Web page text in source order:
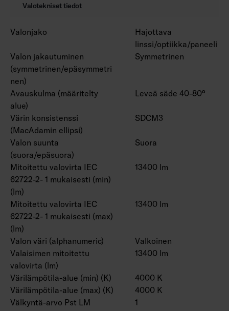
Valotekniset tiedot
Valonjako
Hajottava
linssi/optiikka/paneeli
Valon jakautuminen
(symmetrinen/epäsymmetri
nen)
Symmetrinen
Avauskulma (määritelty
alue)
Leveä säde 40-80°
Värin konsistenssi
(MacAdamin ellipsi)
SDCM3
Valon suunta
(suora/epäsuora)
Suora
Mitoitettu valovirta IEC
62722-2- 1 mukaisesti (min)
(lm)
13400 lm
Mitoitettu valovirta IEC
62722-2- 1 mukaisesti (max)
(lm)
13400 lm
Valon väri (alphanumeric)
Valkoinen
Valaisimen mitoitettu
valovirta (lm)
13400 lm
Värilämpötila-alue (min) (K)
4000 K
Värilämpötila-alue (max) (K)
4000 K
Välkyntä-arvo Pst LM
1